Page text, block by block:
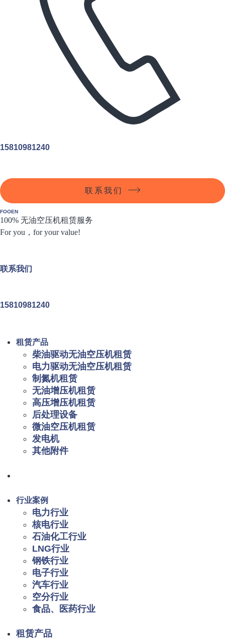
15810981240
联系我们
FOOEN
100% 无油空压机租赁服务
For you，for your value!
联系我们
15810981240
租赁产品
柴油驱动无油空压机租赁
电力驱动无油空压机租赁
制氮机租赁
无油增压机租赁
高压增压机租赁
后处理设备
微油空压机租赁
发电机
其他附件
行业案例
电力行业
核电行业
石油化工行业
LNG行业
钢铁行业
电子行业
汽车行业
空分行业
食品、医药行业
租赁产品